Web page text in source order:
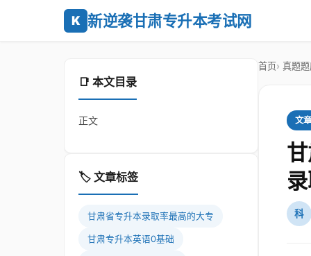
K 新逆袭甘肃专升本考试网
📑 本文目录
正文
🏷️ 文章标签
甘肃省专升本录取率最高的大专
甘肃专升本英语0基础
首页 真题
文
科